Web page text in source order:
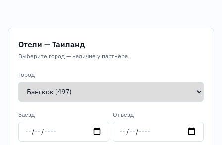
Отели — Таиланд
Выберите город — наличие у партнёра
Город
Заезд Отъезд